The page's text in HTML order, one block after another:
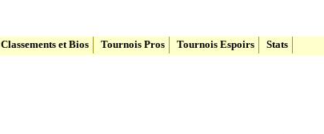
Classements et Bios Tournois Pros Tournois Espoirs Stats